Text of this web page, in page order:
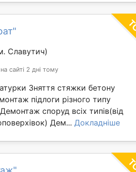
Славутич)
сайті 2 дні тому
Зняття стяжки бетону
підлоги різного типу
споруд всіх типів(від
Дем... Докладніше